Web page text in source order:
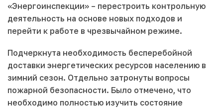
«Энергоинспекции» – перестроить контрольную
деятельность на основе новых подходов и
перейти к работе в чрезвычайном режиме.
Подчеркнута необходимость бесперебойной
доставки энергетических ресурсов населению в
зимний сезон. Отдельно затронуты вопросы
пожарной безопасности. Было отмечено, что
необходимо полностью изучить состояние